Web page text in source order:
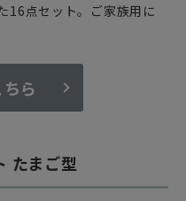
16点セット。ご家族用に
ら
たまご型